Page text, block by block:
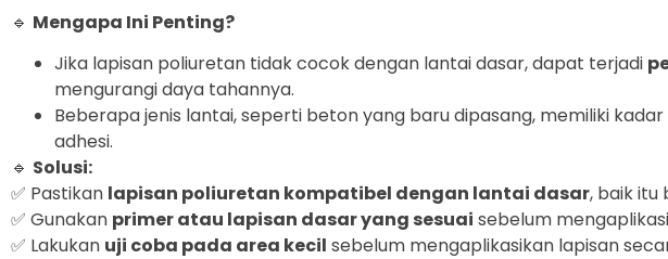
🔹 Mengapa Ini Penting?
Jika lapisan poliuretan tidak cocok dengan lantai dasar, dapat terjadi
mengurangi daya tahannya.
Beberapa jenis lantai, seperti beton yang baru dipasang, memiliki
adhesi.
🔹 Solusi:
✅ Pastikan lapisan poliuretan kompatibel dengan lantai dasar, baik itu
✅ Gunakan primer atau lapisan dasar yang sesuai sebelum
✅ Lakukan uji coba pada area kecil sebelum mengaplikasikan lapisan